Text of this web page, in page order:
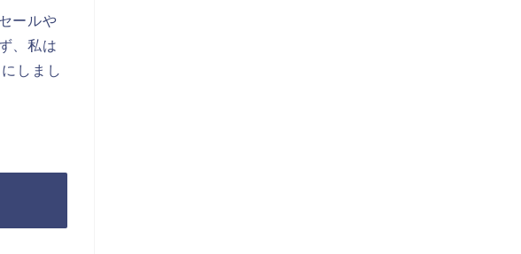
ールや
、私は
しまし